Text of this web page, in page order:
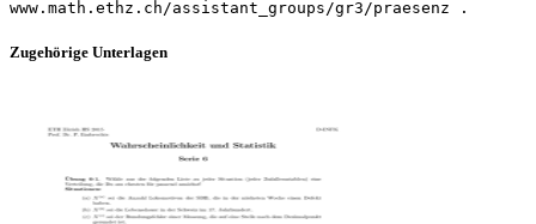
Zugehörige Unterlagen